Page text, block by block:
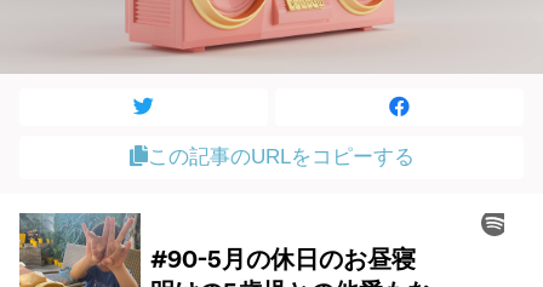
この記事のURLをコピーする